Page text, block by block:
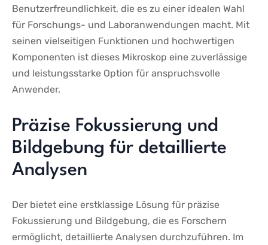
Benutzerfreundlichkeit, die es zu⁣ einer idealen Wahl
‍für Forschungs- und Laboranwendungen‍ macht. Mit
seinen vielseitigen⁢ Funktionen ‌und hochwertigen
Komponenten ist dieses Mikroskop eine zuverlässige
und leistungsstarke Option für anspruchsvolle
Anwender.
Präzise Fokussierung und⁣
Bildgebung für detaillierte
Analysen
Der⁣ bietet eine erstklassige Lösung⁣ für präzise
Fokussierung und Bildgebung, die es Forschern
ermöglicht, detaillierte Analysen durchzuführen. Im